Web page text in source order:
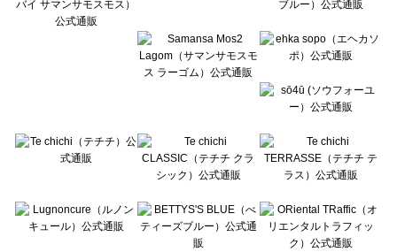
Wpc.（ワールドパーティー）のワンピース一覧